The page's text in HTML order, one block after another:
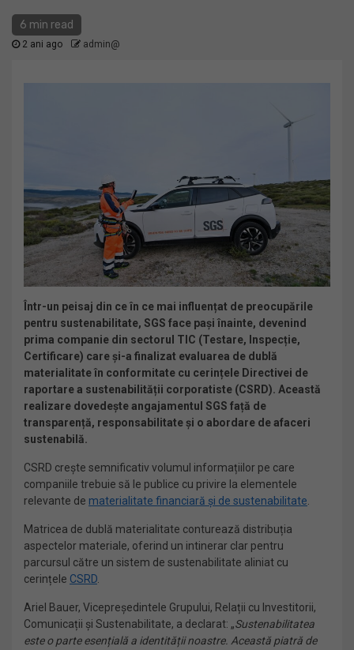
6 min read
2 ani ago admin@
Într-un peisaj din ce în ce mai influențat de preocupările
pentru sustenabilitate, SGS face pași înainte, devenind
prima companie din sectorul TIC (Testare, Inspecție,
Certificare) care și-a finalizat evaluarea de dublă
materialitate în conformitate cu cerințele Directivei de
raportare a sustenabilității corporatiste (CSRD). Această
realizare dovedește angajamentul SGS față de
transparență, responsabilitate și o abordare de afaceri
sustenabilă.
CSRD crește semnificativ volumul informațiilor pe care
companiile trebuie să le publice cu privire la elementele
relevante de materialitate financiară și de sustenabilitate
Matricea de dublă materialitate conturează distribuția
aspectelor materiale, oferind un intinerar clar pentru
parcursul către un sistem de sustenabilitate aliniat cu
cerințele CSRD
Ariel Bauer, Vicepreședintele Grupului, Relații cu Investitorii,
Comunicații și Sustenabilitate, a declarat: „Sustenabilitatea
este o parte esențială a identității noastre. Această piatră de